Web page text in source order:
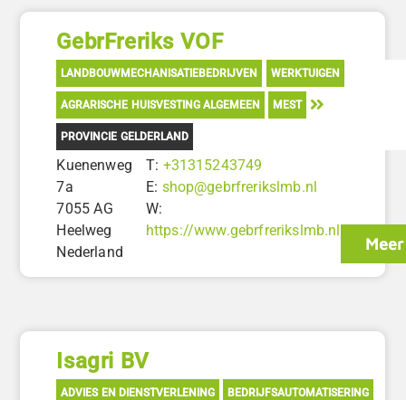
GebrFreriks VOF
LANDBOUWMECHANISATIEBEDRIJVEN WERKTUIGEN
AGRARISCHE HUISVESTING ALGEMEEN MEST
PROVINCIE GELDERLAND
Kuenenweg
7a
7055 AG
Heelweg
Nederland
T: +31315243749
E: shop@gebrfrerikslmb.nl
W:
https://www.gebrfrerikslmb.nl
Isagri BV
ADVIES EN DIENSTVERLENING BEDRIJFSAUTOMATISERING